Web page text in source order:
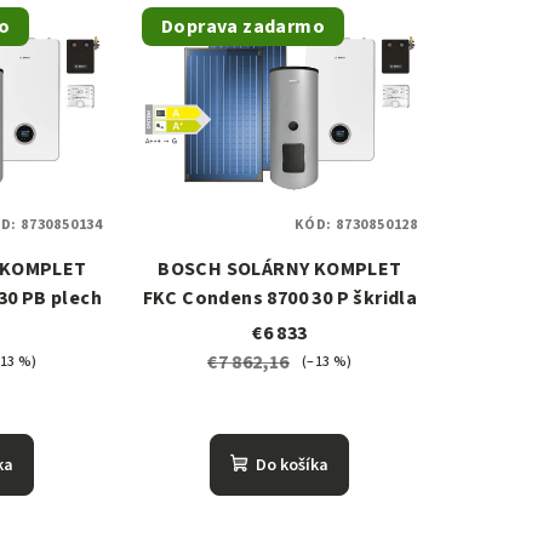
PB plech
%)
8730850134
Doprava zadarmo
BOSCH SOLÁRNY KOMPLET
FKC Condens 8700 30 P škridla
€6 833
€7 862,16 (–13 %)
Do košíka
KÓD: 8730850128